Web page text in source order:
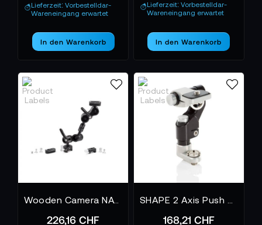
Lieferzeit: Vorbestelldar-
Wareneingang erwartet
In den Warenkorb
Lieferzeit: Vorbestelldar-
Wareneingang erwartet
In den Warenkorb
Wooden Camera NATO Lock Ultra Arm 3"
226,16 CHF 168,21 CHF